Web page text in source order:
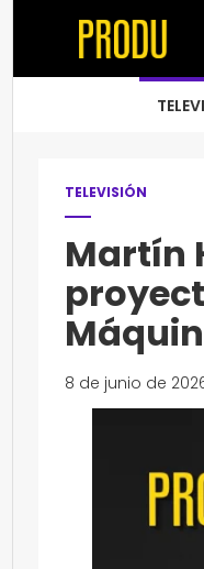
TELEVISIÓN
Martín
8 de junio de